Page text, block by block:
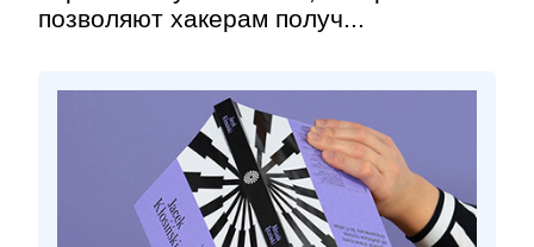
позволяют хакерам получ...